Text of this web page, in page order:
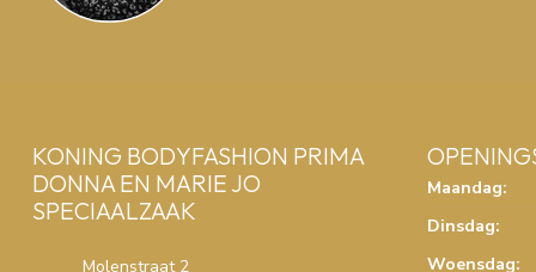
KONING BODYFASHION PRIMA
DONNA EN MARIE JO
SPECIAALZAAK
Molenstraat 2
Maandag:
Dinsdag:
Woensdag: